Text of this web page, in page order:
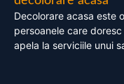
Decolorare acasa este
persoanele care
apela la serviciile unui